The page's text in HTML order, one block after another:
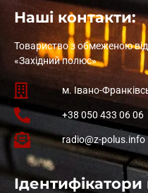
Наші контакти:
Товариство з обмеженою
«Західний полюс»
м. Івано-
+38 050 433 06 06
radio@z-polus.info
Ідентифікатори